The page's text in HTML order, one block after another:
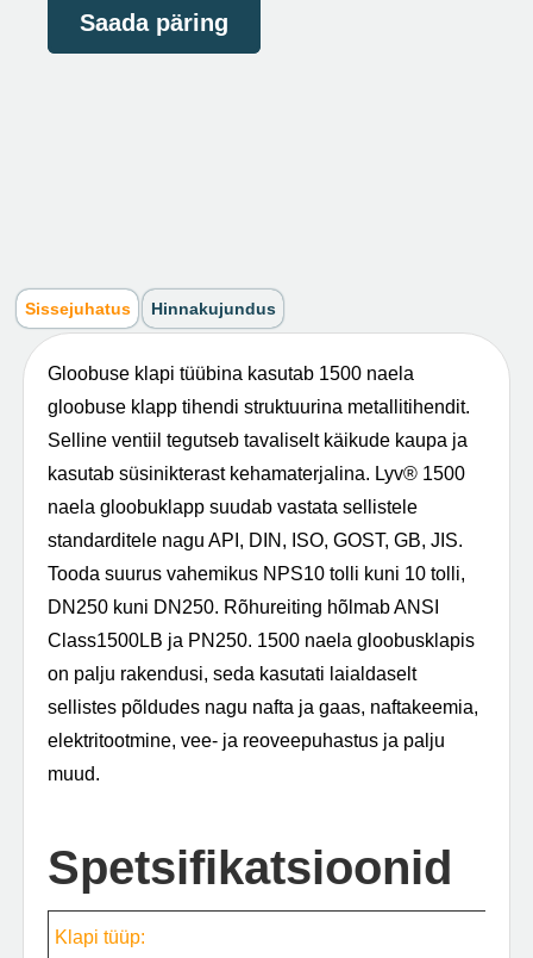
Saada päring
Sissejuhatus Hinnakujundus
Gloobuse klapi tüübina kasutab 1500 naela
gloobuse klapp tihendi struktuurina metallitihendit.
Selline ventiil tegutseb tavaliselt käikude kaupa ja
kasutab süsinikterast kehamaterjalina. Lyv®️ 1500
naela gloobuklapp suudab vastata sellistele
standarditele nagu API, DIN, ISO, GOST, GB, JIS.
Tooda suurus vahemikus NPS10 tolli kuni 10 tolli,
DN250 kuni DN250. Rõhureiting hõlmab ANSI
Class1500LB ja PN250. 1500 naela gloobusklapis
on palju rakendusi, seda kasutati laialdaselt
sellistes põldudes nagu nafta ja gaas, naftakeemia,
elektritootmine, vee- ja reoveepuhastus ja palju
muud.
Spetsifikatsioonid
Klapi tüüp: